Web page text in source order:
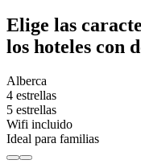
Elige las
los hoteles con
Alberca
4 estrellas
5 estrellas
Wifi incluido
Ideal para familias